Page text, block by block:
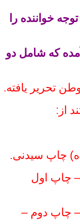
خواننده را
که شامل دو
تحریر یافته.
از:
چاپ سیدنی.
– چاپ اول
– چاپ دوم –